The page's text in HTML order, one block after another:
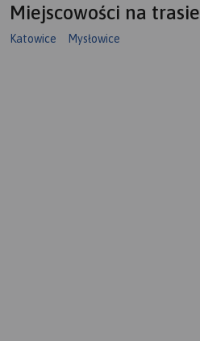
Miejscowości na trasie
Katowice Mysłowice